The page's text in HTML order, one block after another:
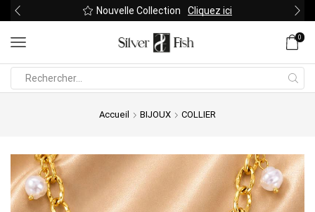
Nouvelle Collection Cliquez ici
0
Accueil BIJOUX COLLIER